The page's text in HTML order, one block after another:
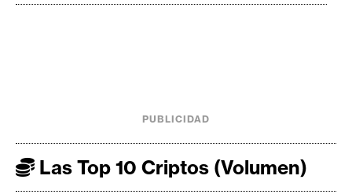
PUBLICIDAD
Las Top 10 Criptos (Volumen)